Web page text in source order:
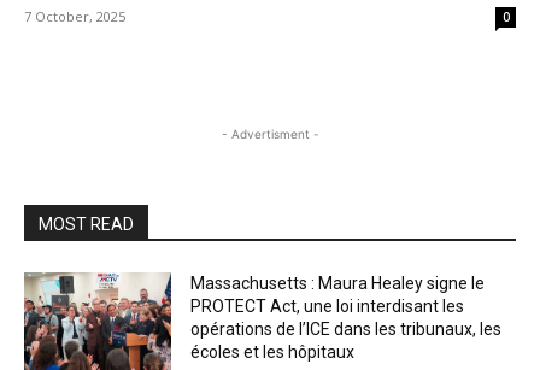
7 October, 2025 0
- Advertisment -
MOST READ
Massachusetts : Maura Healey signe le
PROTECT Act, une loi interdisant les
opérations de l’ICE dans les tribunaux, les
écoles et les hôpitaux